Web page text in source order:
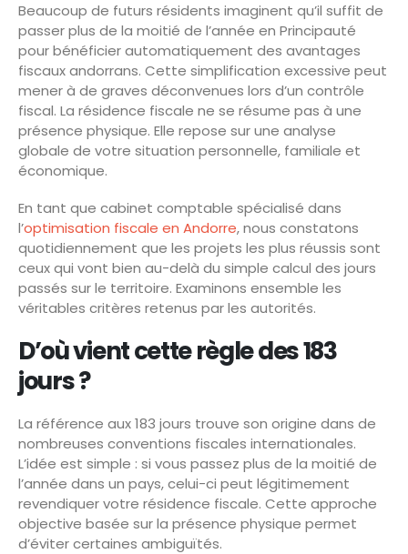
Beaucoup de futurs résidents imaginent qu’il suffit de
passer plus de la moitié de l’année en Principauté
pour bénéficier automatiquement des avantages
fiscaux andorrans. Cette simplification excessive peut
mener à de graves déconvenues lors d’un contrôle
fiscal. La résidence fiscale ne se résume pas à une
présence physique. Elle repose sur une analyse
globale de votre situation personnelle, familiale et
économique.
En tant que cabinet comptable spécialisé dans
l’optimisation fiscale en Andorre, nous constatons
quotidiennement que les projets les plus réussis sont
ceux qui vont bien au-delà du simple calcul des jours
passés sur le territoire. Examinons ensemble les
véritables critères retenus par les autorités.
D’où vient cette règle des 183
jours ?
La référence aux 183 jours trouve son origine dans de
nombreuses conventions fiscales internationales.
L’idée est simple : si vous passez plus de la moitié de
l’année dans un pays, celui-ci peut légitimement
revendiquer votre résidence fiscale. Cette approche
objective basée sur la présence physique permet
d’éviter certaines ambiguïtés.